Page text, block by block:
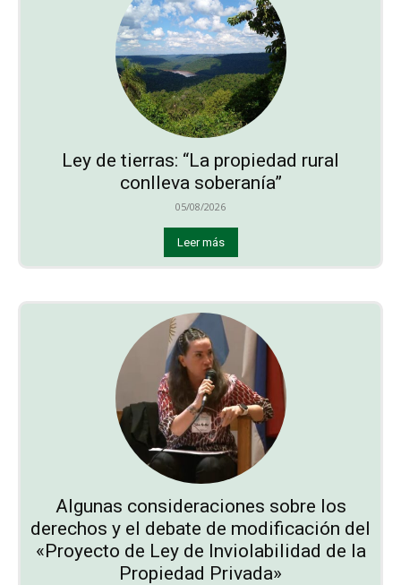
Ley de tierras: “La propiedad rural
conlleva soberanía”
05/08/2026
Leer más
Algunas consideraciones sobre los
derechos y el debate de modificación del
«Proyecto de Ley de Inviolabilidad de la
Propiedad Privada»